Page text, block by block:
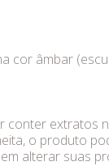
cor âmbar
conter extratos
o produto
alterar suas